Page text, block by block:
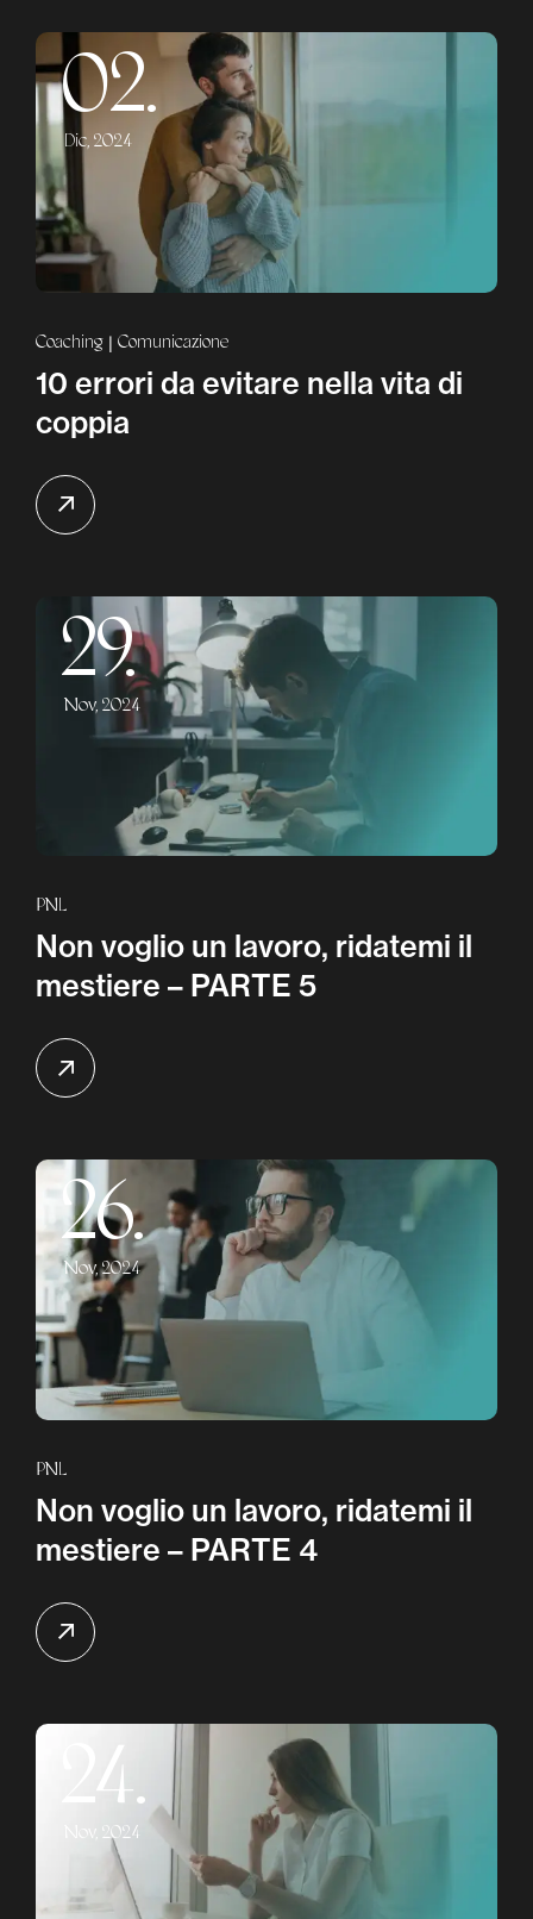
02.
Dic, 2024
Coaching Comunicazione
10 errori da evitare nella vita di
coppia
29.
Nov, 2024
PNL
Non voglio un lavoro, ridatemi il
mestiere – PARTE 5
26.
Nov, 2024
PNL
Non voglio un lavoro, ridatemi il
mestiere – PARTE 4
24.
Nov, 2024